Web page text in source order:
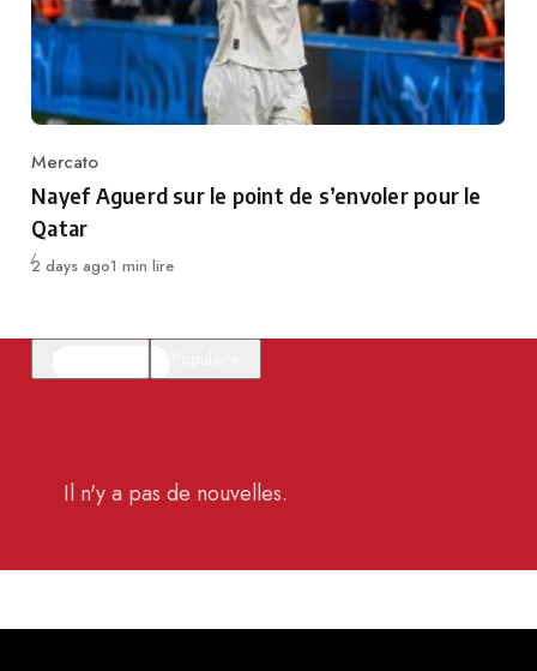
Category
Mercato
Nayef Aguerd sur le point de s’envoler pour le
Qatar
Publié
2 days ago1 min lire
Il n'y a pas de nouvelles.